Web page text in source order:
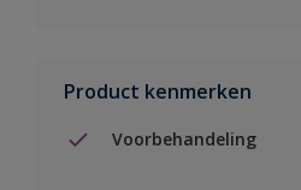
Product kenmerken
Voorbehandeling